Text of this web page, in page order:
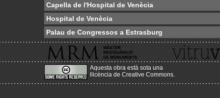
Capella de l'Hospital de Venècia
Hospital de Venècia
Palau de Congressos a Estrasburg
Aquesta obra està sota una
llicència de Creative Commons.